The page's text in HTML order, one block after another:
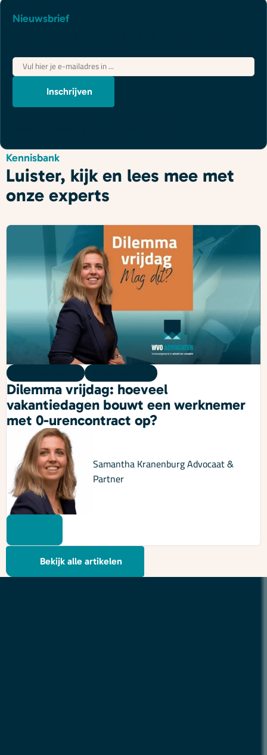
Nieuwsbrief
E-
mailadres*
Inschrijven
Kennisbank
Luister, kijk en lees mee met
onze experts
Dilemma vrijdag: hoeveel
vakantiedagen bouwt een werknemer
met 0-urencontract op?
Samantha KranenburgAdvocaat &
Partner
Bekijk alle artikelen